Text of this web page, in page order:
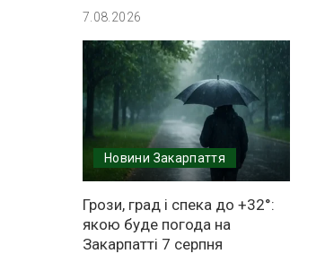
7.08.2026
Новини Закарпаття
Грози, град і спека до +32°:
якою буде погода на
Закарпатті 7 серпня